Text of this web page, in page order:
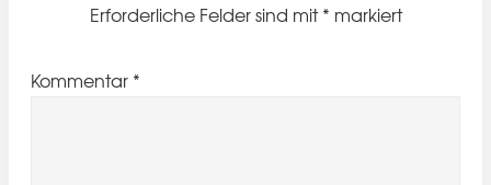
Erforderliche Felder sind mit* markiert
Kommentar *